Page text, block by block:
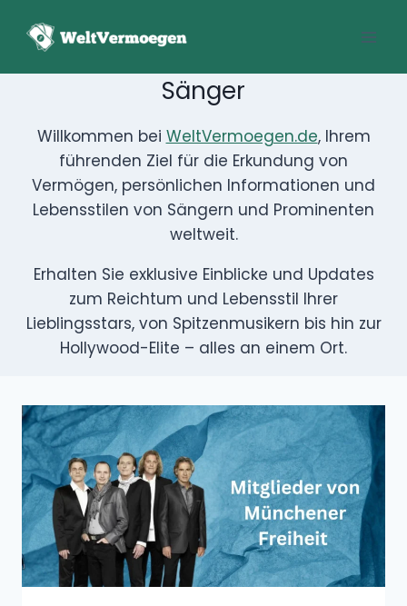
Inhalt
Sänger
Willkommen bei WeltVermoegen.de, Ihrem
führenden Ziel für die Erkundung von
Vermögen, persönlichen Informationen und
Lebensstilen von Sängern und Prominenten
weltweit.
Erhalten Sie exklusive Einblicke und Updates
zum Reichtum und Lebensstil Ihrer
Lieblingsstars, von Spitzenmusikern bis hin zur
Hollywood-Elite – alles an einem Ort.